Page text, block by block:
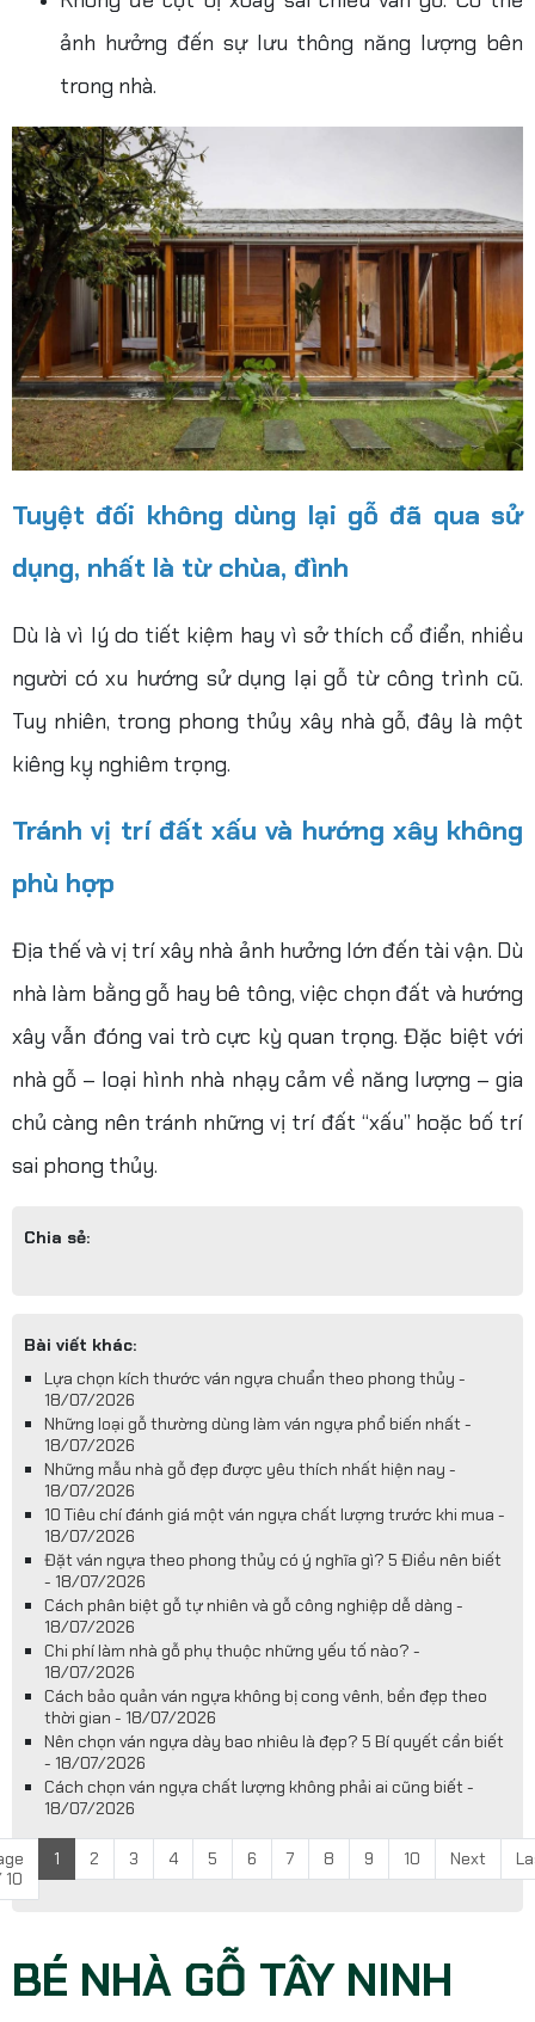
ảnh hưởng đến sự lưu thông năng lượng bên
trong nhà.
Tuyệt đối không dùng lại gỗ đã qua sử
dụng, nhất là từ chùa, đình
Dù là vì lý do tiết kiệm hay vì sở thích cổ điển, nhiều
người có xu hướng sử dụng lại gỗ từ công trình cũ.
Tuy nhiên, trong phong thủy xây nhà gỗ, đây là một
kiêng kỵ nghiêm trọng.
Tránh vị trí đất xấu và hướng xây không
phù hợp
Địa thế và vị trí xây nhà ảnh hưởng lớn đến tài vận. Dù
nhà làm bằng gỗ hay bê tông, việc chọn đất và hướng
xây vẫn đóng vai trò cực kỳ quan trọng. Đặc biệt với
nhà gỗ – loại hình nhà nhạy cảm về năng lượng – gia
chủ càng nên tránh những vị trí đất “xấu” hoặc bố trí
sai phong thủy.
Chia sẻ:
Bài viết khác:
Lựa chọn kích thước ván ngựa chuẩn theo phong thủy -
18/07/2026
Những loại gỗ thường dùng làm ván ngựa phổ biến nhất -
18/07/2026
Những mẫu nhà gỗ đẹp được yêu thích nhất hiện nay -
18/07/2026
10 Tiêu chí đánh giá một ván ngựa chất lượng trước khi mua -
18/07/2026
Đặt ván ngựa theo phong thủy có ý nghĩa gì? 5 Điều nên biết
- 18/07/2026
Cách phân biệt gỗ tự nhiên và gỗ công nghiệp dễ dàng -
18/07/2026
Chi phí làm nhà gỗ phụ thuộc những yếu tố nào? -
18/07/2026
Cách bảo quản ván ngựa không bị cong vênh, bền đẹp theo
thời gian - 18/07/2026
Nên chọn ván ngựa dày bao nhiêu là đẹp? 5 Bí quyết cần biết
- 18/07/2026
Cách chọn ván ngựa chất lượng không phải ai cũng biết -
18/07/2026
10
1 2 3 4 5 6 7 8 9 10 Next
BÉ NHÀ GỖ TÂY NINH